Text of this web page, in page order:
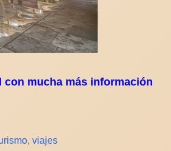
mucha más información
, viajes